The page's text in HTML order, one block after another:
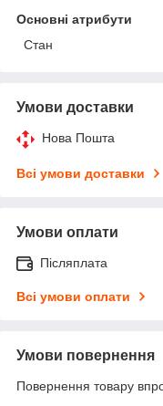
Основні атрибути
Стан
Умови доставки
Нова Пошта
Всі умови доставки
Умови оплати
Післяплата
Всі умови оплати
Умови повернення
Повернення товару